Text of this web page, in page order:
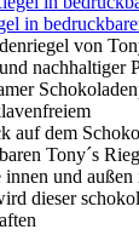
in
von
nachhaltiger
auf dem
Tony´s
und
dieser